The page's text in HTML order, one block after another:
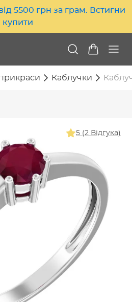
5500 грн за грам. Встигни
купити
Каблучки
5 (2 Відгука)